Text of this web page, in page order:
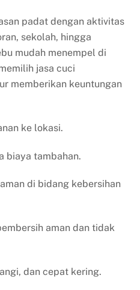
padat dengan aktivitas
sekolah, hingga
mudah menempel di
jasa cuci
memberikan keuntungan
ke lokasi.
biaya tambahan.
di bidang kebersihan
aman dan tidak
dan cepat kering.